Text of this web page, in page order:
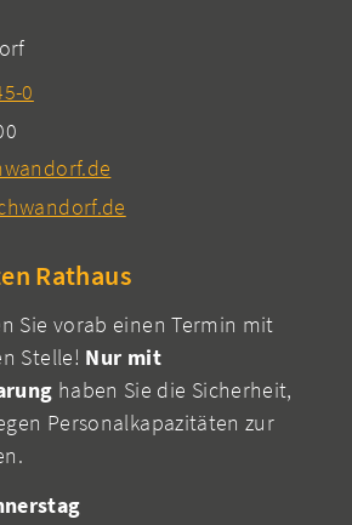
0
Rathaus
Sie vorab einen Termin mit
Stelle! Nur mit
haben Sie die Sicherheit,
Personalkapazitäten zur